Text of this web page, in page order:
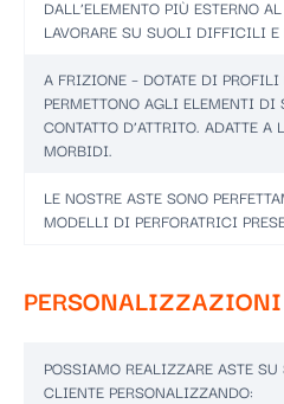
DALL’ELEMENTO PIÙ ESTERNO
LAVORARE SU SUOLI DIFFICILI
A FRIZIONE – DOTATE DI
PERMETTONO AGLI ELEMENTI DI
CONTATTO D’ATTRITO. ADATTE A
MORBIDI.
LE NOSTRE ASTE SONO
MODELLI DI PERFORATRICI
PERSONALIZZAZIONI
POSSIAMO REALIZZARE ASTE
CLIENTE PERSONALIZZANDO: